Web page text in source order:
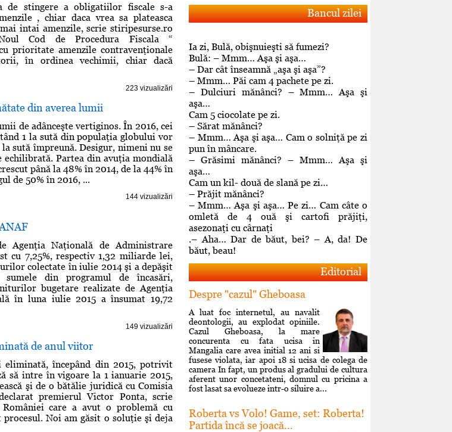
de stingere a obligatiilor fiscale s-a
, chiar daca vrea sa plateasca
intai amenzile, scrie stiripesurse.ro
Cod de Procedura Fiscala “
prioritate amenzile contravenţionale
în ordinea vechimii, chiar dacă
223 vizualizări
din averea lumii
de adânceşte vertiginos. În 2016, cei
1 la sută din populaţia globului vor
sută împreună. Desigur, nimeni nu se
echilibrată. Partea din avuţia mondială
până la 48% în 2014, de la 44% în
de 50% în 2016, ...
144 vizualizări
Agenţia Naţională de Administrare
cu 7,25%, respectiv 1,32 miliarde lei,
colectate în iulie 2014 şi a depăşit
din programul de încasări,
bugetare realizate de Agenţia
în luna iulie 2015 a însumat 19,72
149 vizualizări
de anul viitor
începând din 2015, potrivit
să intre în vigoare la 1 ianuarie 2015,
şi de o bătălie juridică cu Comisia
premierul Victor Ponta, scrie
care a avut o problemă cu
Noi am găsit o soluţie şi deja
Bancul zilei
Ia zi, Bulă, obişnuieşti să fumezi?
Bulă: – Mmm… Aşa şi aşa…
– Dar cât înseamnă „aşa şi aşa”?
– Mmm… Păi cam 4 pachete pe zi.
– Dulciuri mănânci? – Mmm… Aşa şi
aşa…
Cam 5 ciocolate pe zi.
– Sărat mănânci?
– Mmm… Aşa şi aşa… Cam o solniţă pe zi
pun în mâncare.
– Grăsimi mănânci? – Mmm… Aşa şi
aşa…
Cam un kil- două de slană pe zi…
– Prăjit mănânci?
– Mmm… Aşa şi aşa… Pe zi… Cam câte o
omletă de 4 ouă şi cartofi prăjiţi,
asezonaţi cu cârnaţi
.– Aha… Dar de băut, bei? – A, da! De
băut, beau!
Editorial
Despre "cazul" Gheboasa
A luat foc internetul, au navalit
deontologii, au explodat opiniile.
Cazul Gheboasa, la mare
concurenta cu fata ucisa in
Mangalia care avea initial 12 ani si
fusese violata, iar apoi 18 si ucisa de colega de
camera In fapt, un produs al gradului de cultura
aferent unor concetateni, domnul cu pricina a
fost lasat sa evolueze intr-o siluire a...
Roberta vs Volo! Game, set: Roberta!
Partida încă se joacă...